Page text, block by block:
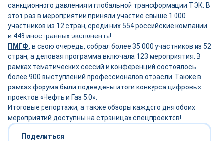
санкционного давления и глобальной трансформации ТЭК. В
этот раз в мероприятии приняли участие свыше 1 000
участников из 12 стран, среди них 554 российские компании
и 448 иностранных экспонента!
ПМГФ, в свою очередь, собрал более 35 000 участников из 52
стран, а деловая программа включала 123 мероприятия. В
рамках тематических сессий и конференций состоялось
более 900 выступлений профессионалов отрасли. Также в
рамках форума были подведены итоги конкурса цифровых
проектов «Нефть и Газ 5.0».
Итоговые репортажи, а также обзоры каждого дня обоих
мероприятий доступны на страницах спецпроектов!
Поделиться